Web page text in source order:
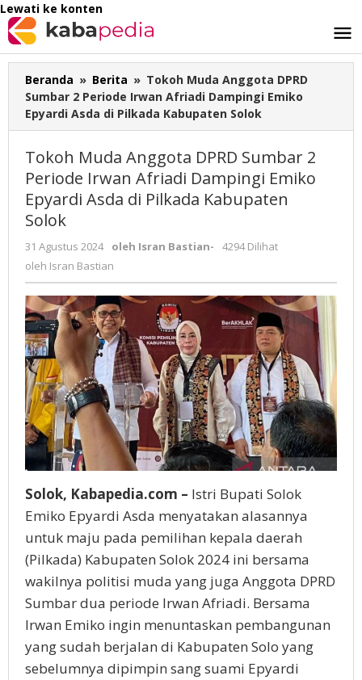
Lewati ke konten
Beranda » Berita » Tokoh Muda Anggota DPRD
Sumbar 2 Periode Irwan Afriadi Dampingi Emiko
Epyardi Asda di Pilkada Kabupaten Solok
Tokoh Muda Anggota DPRD Sumbar 2
Periode Irwan Afriadi Dampingi Emiko
Epyardi Asda di Pilkada Kabupaten
Solok
31 Agustus 2024 oleh Isran Bastian-
4294 Dilihat
oleh Isran Bastian
Solok, Kabapedia.com – Istri Bupati Solok
Emiko Epyardi Asda menyatakan alasannya
untuk maju pada pemilihan kepala daerah
(Pilkada) Kabupaten Solok 2024 ini bersama
wakilnya politisi muda yang juga Anggota DPRD
Sumbar dua periode Irwan Afriadi. Bersama
Irwan Emiko ingin menuntaskan pembangunan
yang sudah berjalan di Kabupaten Solo yang
sebelumnya dipimpin sang suami Epyardi